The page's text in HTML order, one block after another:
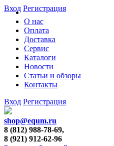
О нас
Оплата
Доставка
Сервис
Каталоги
Новости
Статьи и обзоры
Контакты
Вход Регистрация
Вход Регистрация
shop@equm.ru
8 (812) 988-78-69,
8 (921) 912-62-96